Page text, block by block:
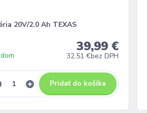
20V/2.0 Ah TEXAS
39,99 €
32,51 €bez DPH
Pridať do košíka